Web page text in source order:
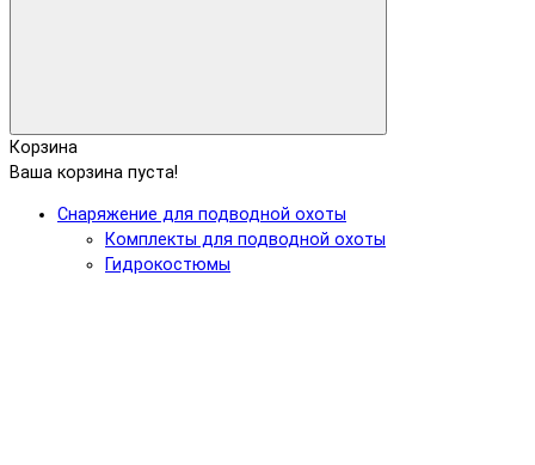
Корзина
Ваша корзина пуста!
Снаряжение для подводной охоты
Комплекты для подводной охоты
Гидрокостюмы